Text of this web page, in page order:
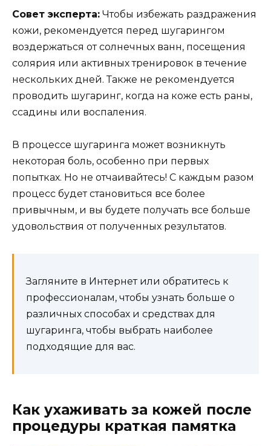
Совет эксперта: Чтобы избежать раздражения
кожи, рекомендуется перед шугарингом
воздержаться от солнечных ванн, посещения
солярия или активных тренировок в течение
нескольких дней. Также не рекомендуется
проводить шугаринг, когда на коже есть раны,
ссадины или воспаления.
В процессе шугаринга может возникнуть
некоторая боль, особенно при первых
попытках. Но не отчаивайтесь! С каждым разом
процесс будет становиться все более
привычным, и вы будете получать все больше
удовольствия от полученных результатов.
Загляните в Интернет или обратитесь к
профессионалам, чтобы узнать больше о
различных способах и средствах для
шугаринга, чтобы выбрать наиболее
подходящие для вас.
Как ухаживать за кожей после
процедуры краткая памятка